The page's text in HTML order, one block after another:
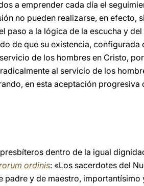
a emprender cada día el
no pueden realizarse, en efecto,
paso a la lógica de la escucha y
de que su existencia,
de los hombres en Cristo,
al servicio de los
en esta aceptación progresiva
dentro de la igual
ordinis: «Los sacerdotes del
y de maestro, importantísimo